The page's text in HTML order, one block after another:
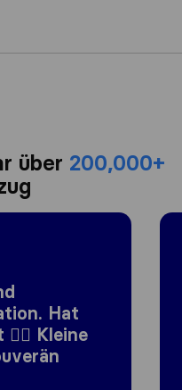
über 200,000+
Hat
Kleine